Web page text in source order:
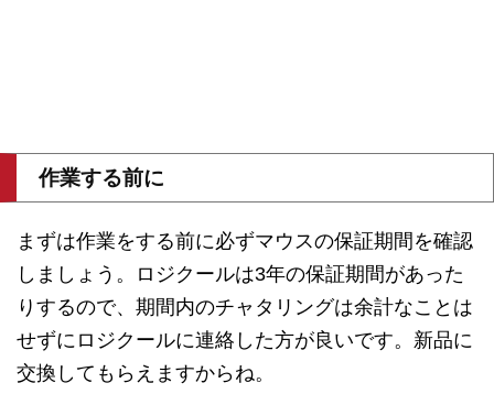
作業する前に
まずは作業をする前に必ずマウスの保証期間を確認
しましょう。ロジクールは3年の保証期間があった
りするので、期間内のチャタリングは余計なことは
せずにロジクールに連絡した方が良いです。新品に
交換してもらえますからね。